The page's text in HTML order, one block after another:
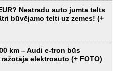
Neatradu auto jumta telts
būvējamo telti uz zemes! (+
km – Audi e-tron būs
elektroauto (+ FOTO)